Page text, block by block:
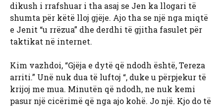
dikush i rrafshuar i tha asaj se Jen ka llogari të
shumta për këtë lloj gjëje. Ajo tha se një nga miqtë
e Jenit “u rrëzua” dhe derdhi të gjitha fasulet për
taktikat në internet.
Kim vazhdoi, “Gjëja e dytë që ndodh është, Tereza
arriti.” Unë nuk dua të luftoj “, duke u përpjekur të
krijoj me mua. Minutën që ndodh, ne nuk kemi
pasur një cicërimë që nga ajo kohë. Jo një. Kjo do të